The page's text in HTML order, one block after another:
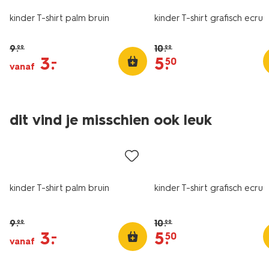
kinder T-shirt palm bruin
9.99
vanaf 3.
–
kinder T-shirt grafisch ecru
10.99
5.
50
dit vind je misschien ook leuk
sale
kinder T-shirt palm bruin
9.99
vanaf 3.
–
sale
kinder T-shirt grafisch ecru
10.99
5.
50